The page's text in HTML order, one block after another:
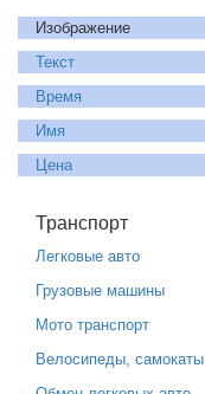
Изображение
Текст
Время
Имя
Цена
Транспорт
Легковые авто
Грузовые машины
Мото транспорт
Велосипеды, самокаты